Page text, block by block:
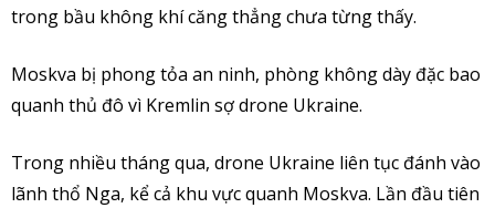
trong bầu không khí căng thẳng chưa từng thấy.
Moskva bị phong tỏa an ninh, phòng không dày đặc bao
quanh thủ đô vì Kremlin sợ drone Ukraine.
Trong nhiều tháng qua, drone Ukraine liên tục đánh vào
lãnh thổ Nga, kể cả khu vực quanh Moskva. Lần đầu tiên